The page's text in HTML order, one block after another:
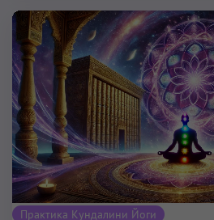
Практика Кундалини Йоги